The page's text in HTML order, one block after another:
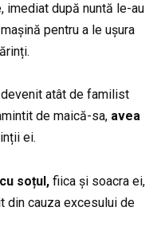
imediat după nuntă le-au
pentru a le ușura
atât de familist
de maică-sa, avea
ei.
soțul, fiica și soacra ei,
din cauza excesului de